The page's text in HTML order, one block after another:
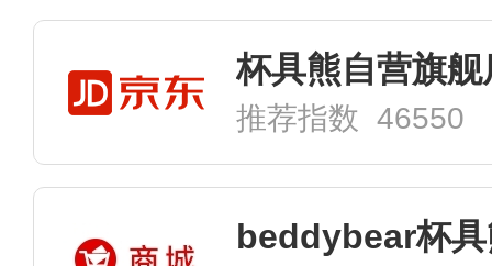
杯具熊自营旗舰
推荐指数 46550
beddybear杯